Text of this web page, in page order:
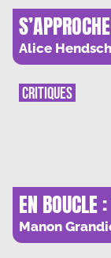
BABORD –
UN VOILIER
LAUNET
Alice
EN
MINUTE
Manon
CRITIQUES